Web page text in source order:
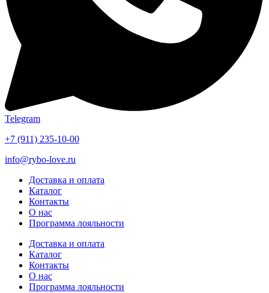
Telegram
+7 (911) 235-10-00
info@rybo-love.ru
Доставка и оплата
Каталог
Контакты
О нас
Программа лояльности
Доставка и оплата
Каталог
Контакты
О нас
Программа лояльности